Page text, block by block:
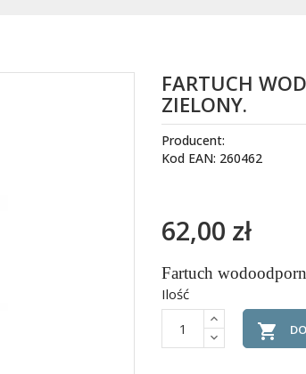
FARTUCH
ZIELONY.
Producent:
Kod EAN: 260462
62,00 zł
Fartuch
Ilość
